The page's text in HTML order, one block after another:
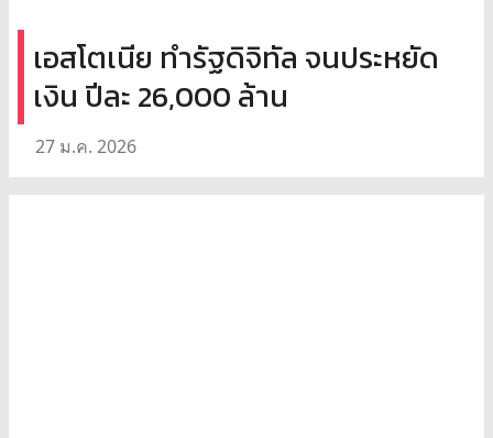
เอสโตเนีย ทำรัฐดิจิทัล จนประหยัด
เงิน ปีละ 26,000 ล้าน
27 ม.ค. 2026